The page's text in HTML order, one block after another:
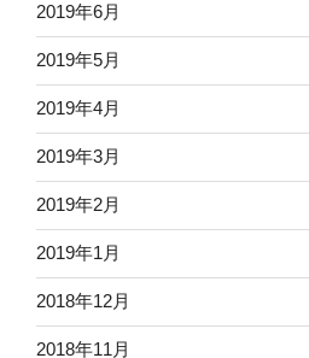
2019年6月
2019年5月
2019年4月
2019年3月
2019年2月
2019年1月
2018年12月
2018年11月